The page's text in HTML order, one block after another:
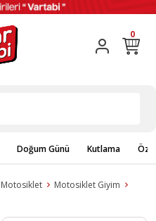
0
Doğum Günü Kutlama
Motosiklet
Motosiklet Giyim